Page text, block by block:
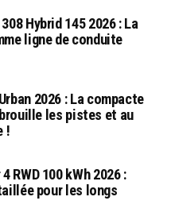
Hybrid 145 2026 : La
ligne de conduite
2026 : La compacte
les pistes et au
!
RWD 100 kWh 2026 :
pour les longs